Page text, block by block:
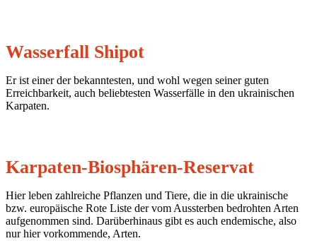
Wasserfall Shipot
Er ist einer der bekanntesten, und wohl wegen seiner guten
Erreichbarkeit, auch beliebtesten Wasserfälle in den ukrainischen
Karpaten.
Karpaten-Biosphären-Reservat
Hier leben zahlreiche Pflanzen und Tiere, die in die ukrainische
bzw. europäische Rote Liste der vom Aussterben bedrohten Arten
aufgenommen sind. Darüberhinaus gibt es auch endemische, also
nur hier vorkommende, Arten.